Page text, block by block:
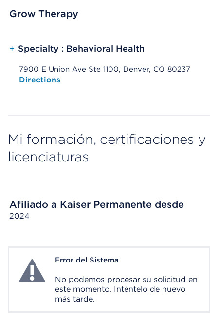
Grow Therapy
+ Specialty : Behavioral Health
7900 E Union Ave Ste 1100, Denver, CO 80237
Opens native map application on mobile devices
Directions
Mi formación, certificaciones y
licenciaturas
Afiliado a Kaiser Permanente desde
2024
System ErrorError del Sistema
No podemos procesar su solicitud en
este momento. Inténtelo de nuevo
más tarde.